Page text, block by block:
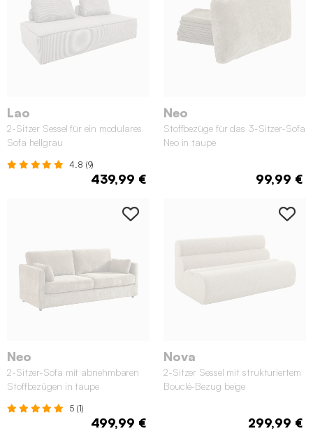
Lao
2-Sitzer Sessel für ein modulares
Sofa hellgrau
4.8 (9)
439,99 €
Neo
Stoffbezüge für das 3-Sitzer-Sofa
Neo in taupe
99,99 €
Neo
2-Sitzer-Sofa mit abnehmbaren
Stoffbezügen in taupe
5 (1)
499,99 €
Nova
2-Sitzer Sessel mit strukturiertem
Bouclé-Bezug beige
299,99 €